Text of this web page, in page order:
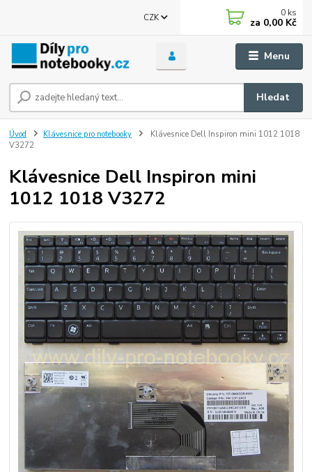
Menu
CZK
Hledat
0 ks
za 0,00 Kč
Úvod Klávesnice pro notebooky
Klávesnice Dell Inspiron mini 1012 1018
V3272
Klávesnice Dell Inspiron mini
1012 1018 V3272